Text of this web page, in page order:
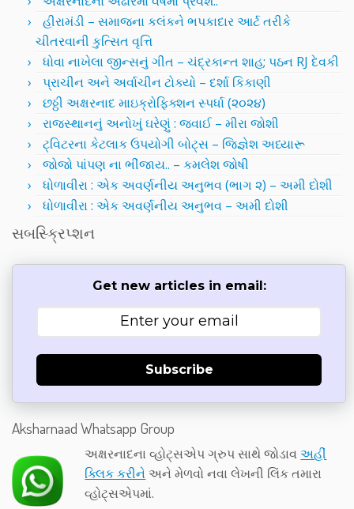
હીરામંડી – સમાજના કલંકને ભપકાદાર આર્ટ તરીકે
ચીતરવાની કુત્સિત વૃત્તિ
ધોવા નાખેલા જીન્સનું ગીત – ચંદ્રકાન્ત શાહ; પઠન RJ દેવકી
પ્રાચીન અને અર્વાચીન ટોક્યો – દર્શા કિકાણી
છઠ્ઠી અક્ષરનાદ માઇક્રોફિક્શન સ્પર્ધા (૨૦૨૪)
રાજસ્થાનનું અનોખું ઘરેણું : જવાઈ – મીરા જોશી
ટ્વિટરના કેટલાક ઉપયોગી બોટ્સ – જિજ્ઞેશ અધ્યારૂ
જોજો પાંપણ ના ભીંજાય.. – કમલેશ જોષી
ધોળાવીરા : એક અવર્ણનીય અનુભવ (ભાગ ૨) – અમી દોશી
ધોળાવીરા : એક અવર્ણનીય અનુભવ – અમી દોશી
સબસ્ક્રિપ્શન
Get new articles in email:
Subscribe
Aksharnaad Whatsapp Group
અક્ષરનાદના વ્હોટ્સએપ ગ્રુપ સાથે જોડાવઅહીં
ક્લિક કરીને અને મેળવો નવા લેખની લિંક તમારા
વ્હોટ્સએપમાં.